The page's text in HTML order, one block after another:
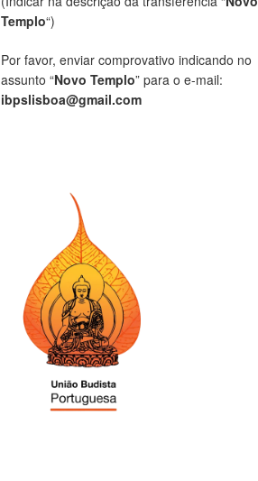
Templo“)
Por favor, enviar comprovativo indicando no
assunto “Novo Templo” para o e-mail:
ibpslisboa@gmail.com